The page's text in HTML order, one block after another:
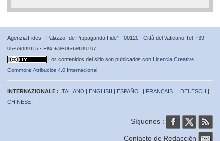
Agenzia Fides - Palazzo “de Propaganda Fide” - 00120 - Città del Vaticano Tel. +39-
06-69880115 - Fax +39-06-69880107
Los contenidos del sitio son publicados con Licencia Creative
Commons Atribución 4.0 Internacional
INTERNAZIONALE : ITALIANO | ENGLISH | ESPAÑOL | FRANÇAIS | | DEUTSCH |
CHINESE |
Síguenos :
Contacto de Redacción